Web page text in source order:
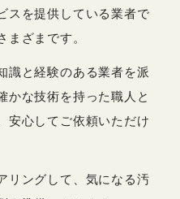
スを提供している業者で
まざまです。
識と経験のある業者を派
かな技術を持った職人と
安心してご依頼いただけ
リングして、気になる汚